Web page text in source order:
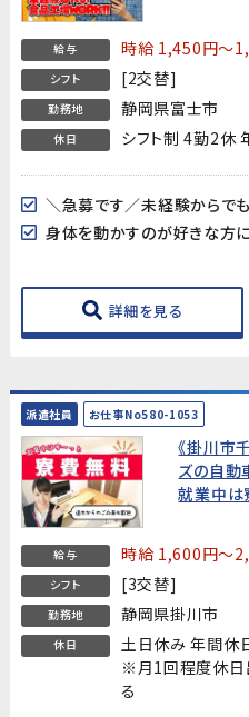
給与 時給 1,450円～
シフト [2交替]
勤務地 静岡県富士市
休日 シフト制 4勤2休
身体を動かすのが好きな方
詳細を見る
派遣社員 お仕事No580-1053
《掛川市
ズの自動
就業中
給与 時給 1,600円～
シフト [3交替]
勤務地 静岡県掛川市
休日
土日休み 年間休
※月1回程度休日
る